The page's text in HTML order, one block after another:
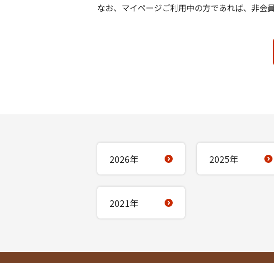
なお、マイページご利用中の方であれば、非会
2026年 2025年
2021年